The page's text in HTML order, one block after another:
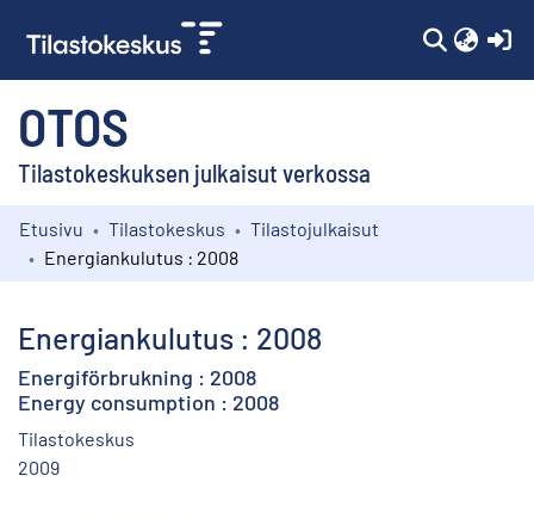
OTOS
Tilastokeskuksen julkaisut verkossa
Kokoelmat
Etusivu Tilastokeskus
Tilastojulkaisut
Energiankulutus : 2008
Energiankulutus : 2008
Energiförbrukning : 2008
Energy consumption : 2008
Tilastokeskus
2009